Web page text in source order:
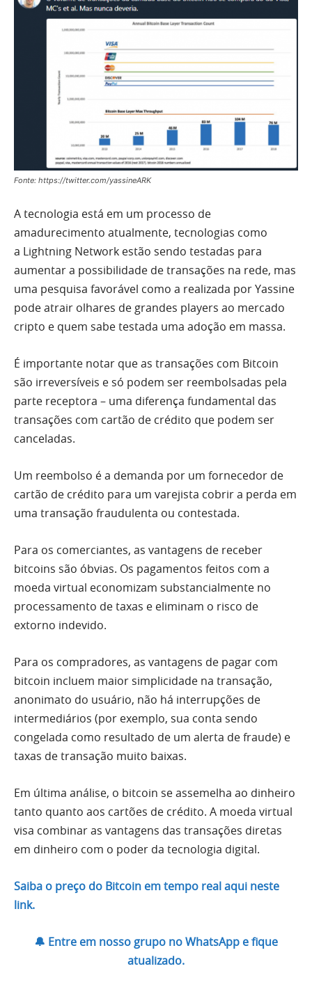
Fonte: https://twitter.com/yassineARK
A tecnologia está em um processo de
amadurecimento atualmente, tecnologias como
a Lightning Network estão sendo testadas para
aumentar a possibilidade de transações na rede, mas
uma pesquisa favorável como a realizada por Yassine
pode atrair olhares de grandes players ao mercado
cripto e quem sabe testada uma adoção em massa.
É importante notar que as transações com Bitcoin
são irreversíveis e só podem ser reembolsadas pela
parte receptora – uma diferença fundamental das
transações com cartão de crédito que podem ser
canceladas.
Um reembolso é a demanda por um fornecedor de
cartão de crédito para um varejista cobrir a perda em
uma transação fraudulenta ou contestada.
Para os comerciantes, as vantagens de receber
bitcoins são óbvias. Os pagamentos feitos com a
moeda virtual economizam substancialmente no
processamento de taxas e eliminam o risco de
extorno indevido.
Para os compradores, as vantagens de pagar com
bitcoin incluem maior simplicidade na transação,
anonimato do usuário, não há interrupções de
intermediários (por exemplo, sua conta sendo
congelada como resultado de um alerta de fraude) e
taxas de transação muito baixas.
Em última análise, o bitcoin se assemelha ao dinheiro
tanto quanto aos cartões de crédito. A moeda virtual
visa combinar as vantagens das transações diretas
em dinheiro com o poder da tecnologia digital.
Saiba o preço do Bitcoin em tempo real aqui neste
link.
🔔 Entre em nosso grupo no WhatsApp e fique
atualizado.